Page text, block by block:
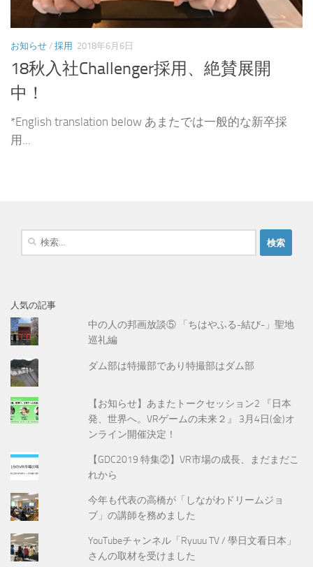
お知らせ / 採用 2018年6月6日
18秋入社Challenger採用、絶賛展開
中！
*English translation below あまたでは一般的な新卒採
用...
検
人気の記事
中の人の邦画放談⑤ 「ちはやふる-結び-」聖地
巡礼編
ダム部は特撮部であり特撮部はダム部
【お知らせ】あまたトークセッション2 『日本
発、世界へ。VRゲームの未来２』 3月4日(金)オ
ンライン開催決定！
【GDC2019 特集②】VR市場の成長、まだまだこ
れから
今年も代表の高橋が「しながわドリームジョ
ブ」の講師を務めました
YouTubeチャンネル「Ryuuu TV / 學日文看日本」
さんの取材を受けました